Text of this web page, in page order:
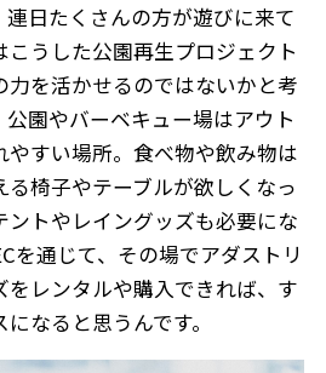
日たくさんの方が遊びに来て
こうした公園再生プロジェクト
力を活かせるのではないかと考
園やバーベキュー場はアウト
やすい場所。食べ物や飲み物は
椅子やテーブルが欲しくなっ
ントやレイングッズも必要にな
を通じて、その場でアダストリ
をレンタルや購入できれば、す
なると思うんです。